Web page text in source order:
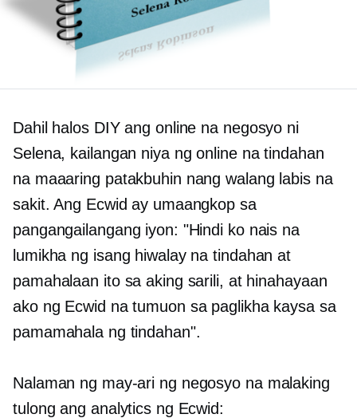
Dahil halos DIY ang online na negosyo ni
Selena, kailangan niya ng online na tindahan
na maaaring patakbuhin nang walang labis na
sakit. Ang Ecwid ay umaangkop sa
pangangailangang iyon: "Hindi ko nais na
lumikha ng isang hiwalay na tindahan at
pamahalaan ito sa aking sarili, at hinahayaan
ako ng Ecwid na tumuon sa paglikha kaysa sa
pamamahala ng tindahan".
Nalaman ng may-ari ng negosyo na malaking
tulong ang analytics ng Ecwid: